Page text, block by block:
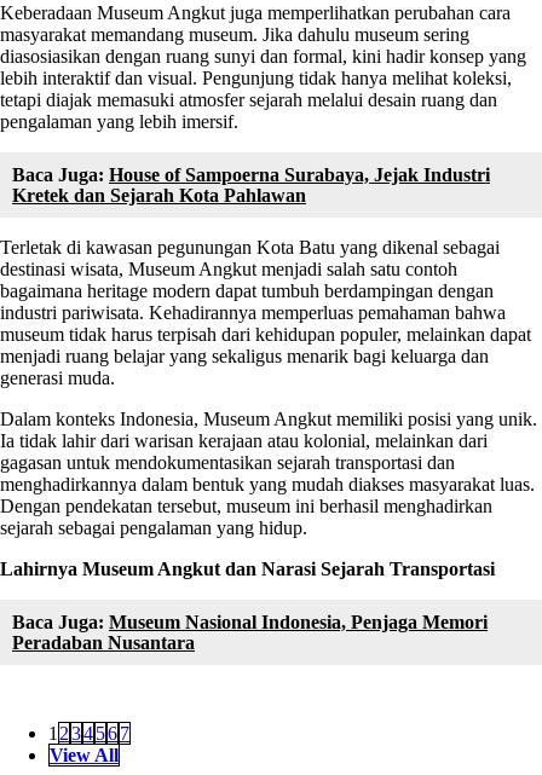
Keberadaan Museum Angkut juga memperlihatkan perubahan cara
masyarakat memandang museum. Jika dahulu museum sering
diasosiasikan dengan ruang sunyi dan formal, kini hadir konsep yang
lebih interaktif dan visual. Pengunjung tidak hanya melihat koleksi,
tetapi diajak memasuki atmosfer sejarah melalui desain ruang dan
pengalaman yang lebih imersif.
Baca Juga: House of Sampoerna Surabaya, Jejak Industri
Kretek dan Sejarah Kota Pahlawan
Terletak di kawasan pegunungan Kota Batu yang dikenal sebagai
destinasi wisata, Museum Angkut menjadi salah satu contoh
bagaimana heritage modern dapat tumbuh berdampingan dengan
industri pariwisata. Kehadirannya memperluas pemahaman bahwa
museum tidak harus terpisah dari kehidupan populer, melainkan dapat
menjadi ruang belajar yang sekaligus menarik bagi keluarga dan
generasi muda.
Dalam konteks Indonesia, Museum Angkut memiliki posisi yang unik.
Ia tidak lahir dari warisan kerajaan atau kolonial, melainkan dari
gagasan untuk mendokumentasikan sejarah transportasi dan
menghadirkannya dalam bentuk yang mudah diakses masyarakat luas.
Dengan pendekatan tersebut, museum ini berhasil menghadirkan
sejarah sebagai pengalaman yang hidup.
Lahirnya Museum Angkut dan Narasi Sejarah Transportasi
Baca Juga: Museum Nasional Indonesia, Penjaga Memori
Peradaban Nusantara
1 234567
View All